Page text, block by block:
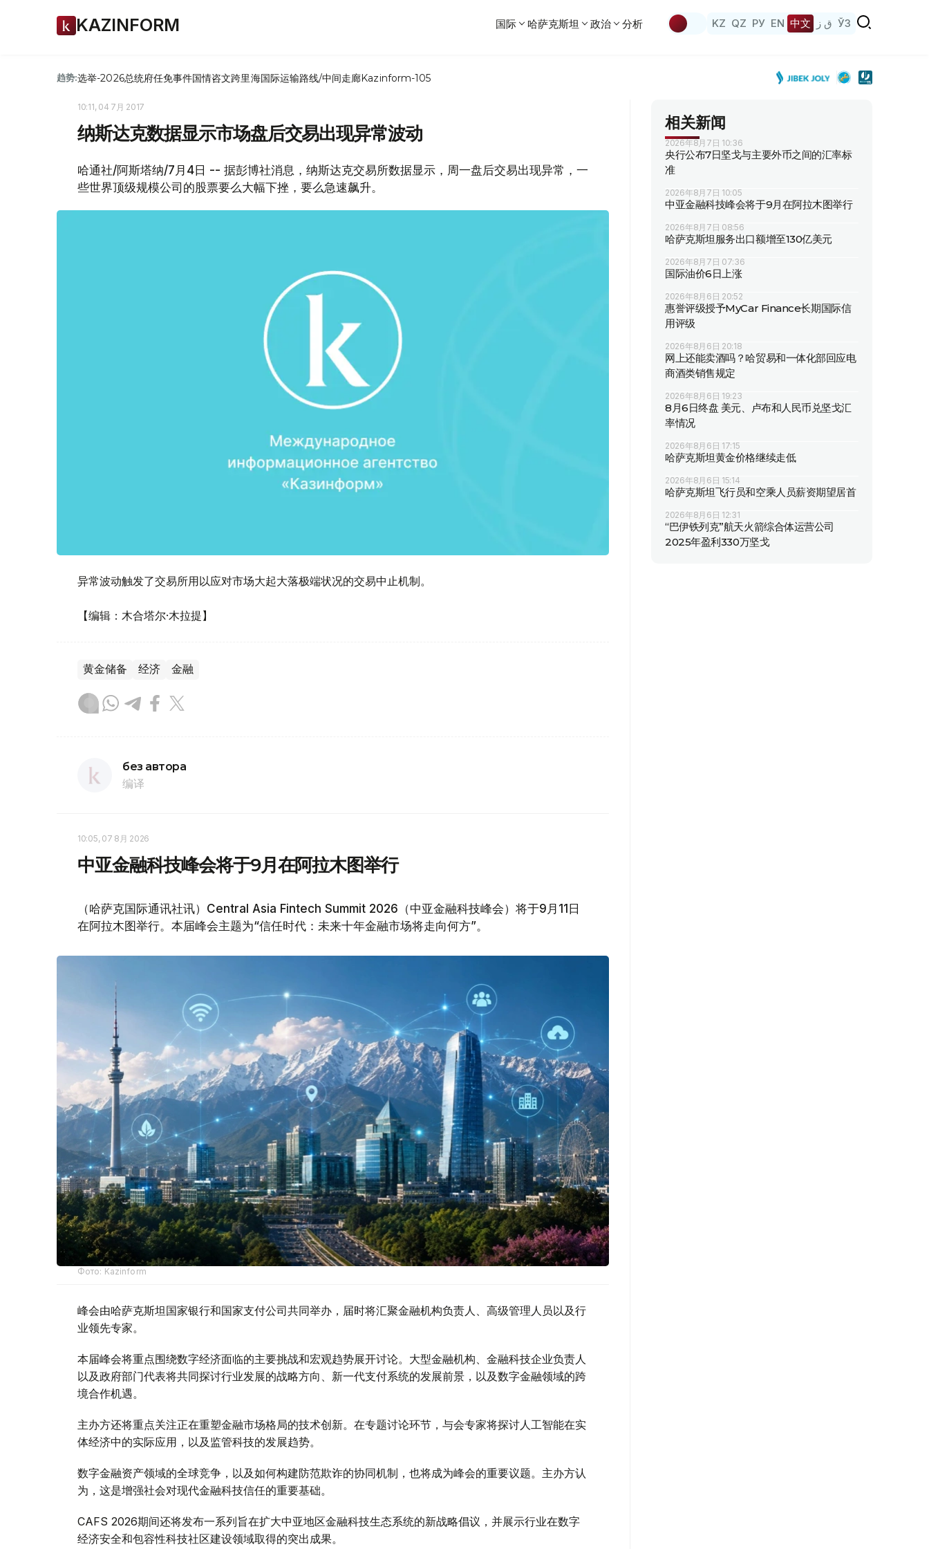
KAZINFORM 国际 哈萨克斯坦 政治 分析 KZ QZ РУ EN 中文 ق ز ЎЗ
趋势:选举-2026总统府任免事件国情咨文跨里海国际运输路线/中间走廊Kazinform-105
10:11, 04 7月 2017
纳斯达克数据显示市场盘后交易出现异常波动
哈通社/阿斯塔纳/7月4日 -- 据彭博社消息，纳斯达克交易所数据显示，周一盘后交易出现异常，一
些世界顶级规模公司的股票要么大幅下挫，要么急速飙升。
异常波动触发了交易所用以应对市场大起大落极端状况的交易中止机制。
【编辑：木合塔尔·木拉提】
黄金储备 经济 金融
без автора
编译
10:05, 07 8月 2026
中亚金融科技峰会将于9月在阿拉木图举行
（哈萨克国际通讯社讯）Central Asia Fintech Summit 2026（中亚金融科技峰会）将于9月11日
在阿拉木图举行。本届峰会主题为“信任时代：未来十年金融市场将走向何方”。
Фото: Kazinform
峰会由哈萨克斯坦国家银行和国家支付公司共同举办，届时将汇聚金融机构负责人、高级管理人员以及行
业领先专家。
本届峰会将重点围绕数字经济面临的主要挑战和宏观趋势展开讨论。大型金融机构、金融科技企业负责人
以及政府部门代表将共同探讨行业发展的战略方向、新一代支付系统的发展前景，以及数字金融领域的跨
境合作机遇。
主办方还将重点关注正在重塑金融市场格局的技术创新。在专题讨论环节，与会专家将探讨人工智能在实
体经济中的实际应用，以及监管科技的发展趋势。
数字金融资产领域的全球竞争，以及如何构建防范欺诈的协同机制，也将成为峰会的重要议题。主办方认
为，这是增强社会对现代金融科技信任的重要基础。
CAFS 2026期间还将发布一系列旨在扩大中亚地区金融科技生态系统的新战略倡议，并展示行业在数字
经济安全和包容性科技社区建设领域取得的突出成果。
相关新闻
2026年8月7日 10:36
央行公布7日坚戈与主要外币之间的汇率标
准
2026年8月7日 10:05
中亚金融科技峰会将于9月在阿拉木图举行
2026年8月7日 08:56
哈萨克斯坦服务出口额增至130亿美元
2026年8月7日 07:36
国际油价6日上涨
2026年8月6日 20:52
惠誉评级授予MyCar Finance长期国际信
用评级
2026年8月6日 20:18
网上还能卖酒吗？哈贸易和一体化部回应电
商酒类销售规定
2026年8月6日 19:23
8月6日终盘 美元、卢布和人民币兑坚戈汇
率情况
2026年8月6日 17:15
哈萨克斯坦黄金价格继续走低
2026年8月6日 15:14
哈萨克斯坦飞行员和空乘人员薪资期望居首
2026年8月6日 12:31
“巴伊铁列克”航天火箭综合体运营公司
2025年盈利330万坚戈